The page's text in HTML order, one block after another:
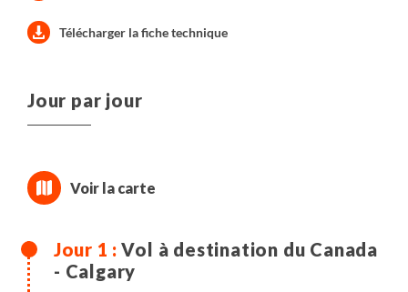
Télécharger la fiche technique
Jour par jour
Vol à destination du Canada
- Calgary